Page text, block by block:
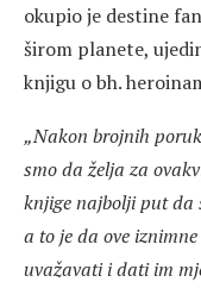
okupio je destine
širom planete,
knjigu o bh.
„Nakon brojnih
smo da želja za
knjige najbolji put da
a to je da ove
uvažavati i dati im